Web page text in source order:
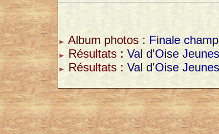
Album photos : Finale
Résultats : Val d'Oise
Résultats : Val d'Oise